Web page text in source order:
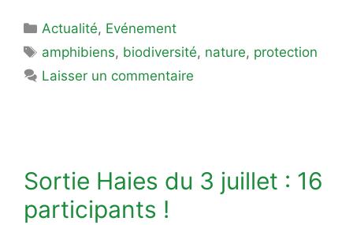
Catégories
Actualité, Evénement
Étiquettes
amphibiens, biodiversité, nature, protection
Laisser un commentaire
Sortie Haies du 3 juillet : 16
participants !